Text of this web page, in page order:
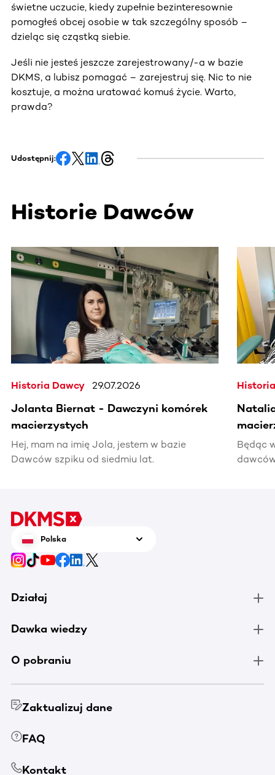
świetne uczucie, kiedy zupełnie bezinteresownie
pomogłeś obcej osobie w tak szczególny sposób –
dzieląc się cząstką siebie.
Jeśli nie jesteś jeszcze zarejestrowany/-a w bazie
DKMS, a lubisz pomagać – zarejestruj się. Nic to nie
kosztuje, a można uratować komuś życie. Warto,
prawda?
Udostępnij:
Historie Dawców
Ta sekcja zawiera treści przewijane w poziomie. Użyj
Historia Dawcy 29.07.2026
Jolanta Biernat - Dawczyni komórek
macierzystych
Hej, mam na imię Jola, jestem w bazie
Dawców szpiku od siedmiu lat.
Będąc
Polska
Działaj
Dawka wiedzy
O pobraniu
Zaktualizuj dane
FAQ
Kontakt